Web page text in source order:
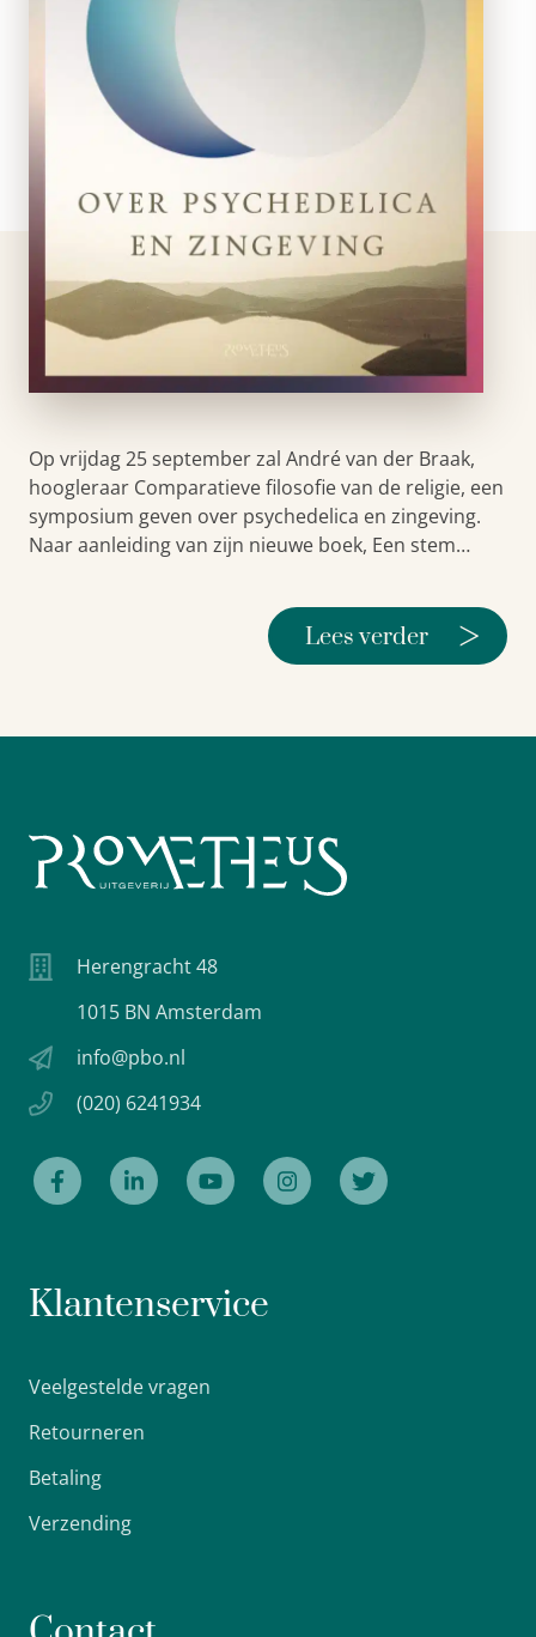
Op vrijdag 25 september zal André van der Braak,
hoogleraar Comparatieve filosofie van de religie, een
symposium geven over psychedelica en zingeving.
Naar aanleiding van zijn nieuwe boek, Een stem…
Lees verder >
Herengracht 48
1015 BN Amsterdam
info@pbo.nl
(020) 6241934
Klantenservice
Veelgestelde vragen
Retourneren
Betaling
Verzending